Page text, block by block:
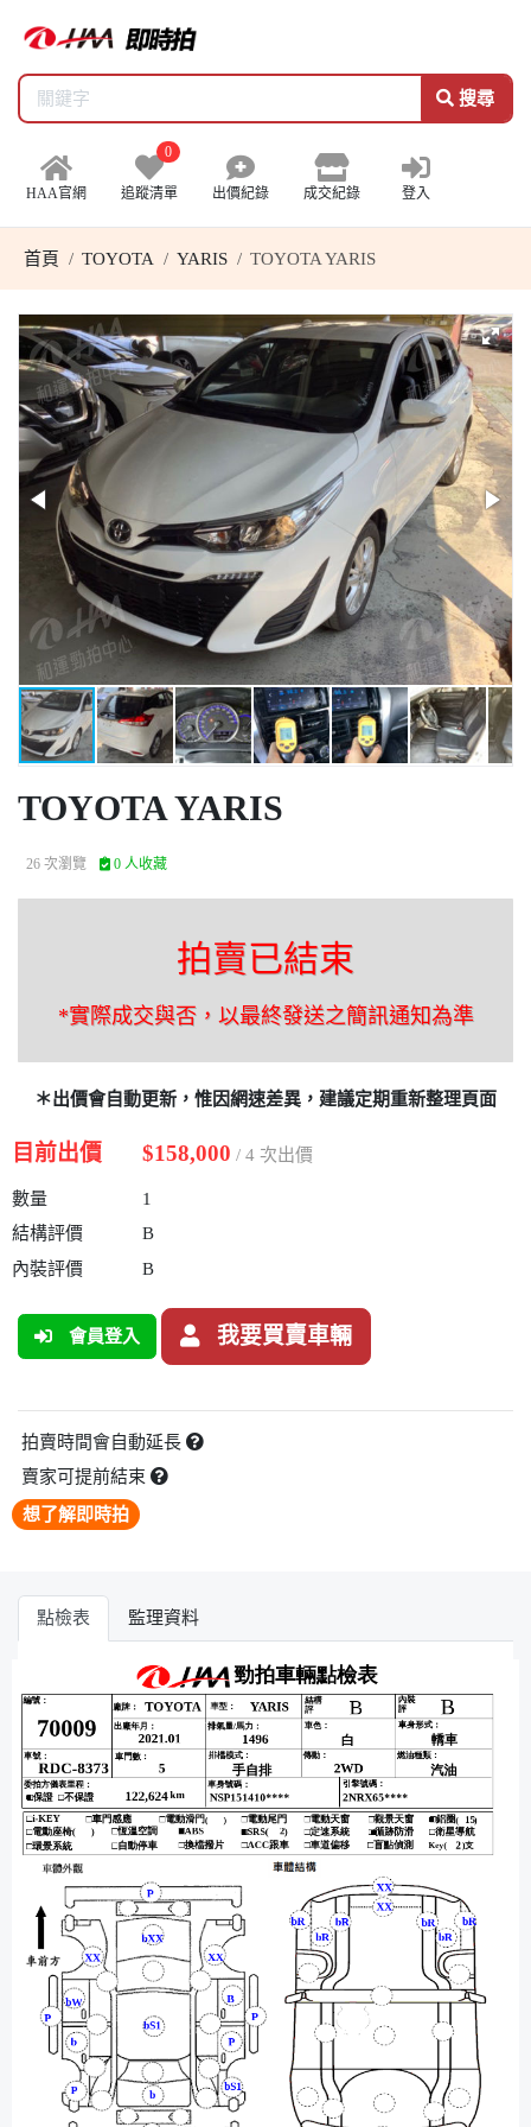
搜尋
HAA官網
0
追蹤清單 出價紀錄 成交紀錄 登入
首頁 TOYOTA YARIS TOYOTA YARIS
TOYOTA YARIS
26 次瀏覽 0 人收藏
拍賣已結束
*實際成交與否，以最終發送之簡訊通知為準
＊出價會自動更新，惟因網速差異，建議定期重新整理頁面
目前出價 $158,000 / 4 次出價
數量
1
結構評價
B
內裝評價
B
會員登入 我要買賣車輛
拍賣時間會自動延長
賣家可提前結束
想了解即時拍
點檢表 監理資料